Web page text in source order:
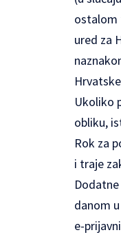
ostalom
ured za
Ukoliko
obliku,
Rok za
i traje
danom
e-